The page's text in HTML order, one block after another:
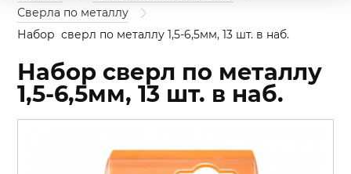
Сверла по металлу
Набор  сверл по металлу 1,5-6,5мм, 13 шт. в наб.
Набор сверл по металлу
1,5-6,5мм, 13 шт. в наб.